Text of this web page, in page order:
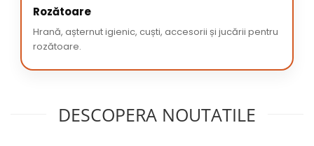
Rozătoare
Hrană, așternut igienic, cuști, accesorii și jucării pentru
rozătoare.
DESCOPERA NOUTATILE